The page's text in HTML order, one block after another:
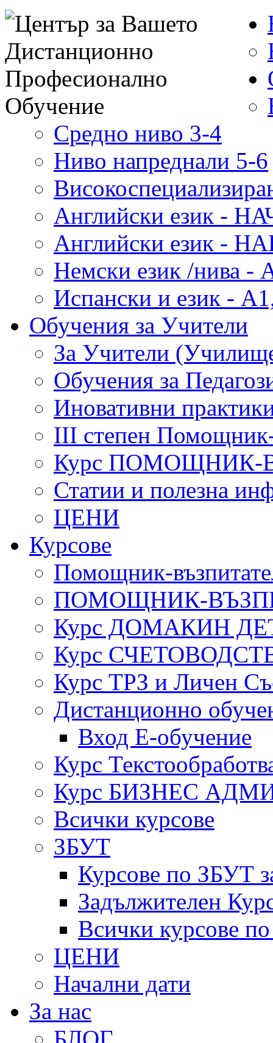
Средно ниво 3-4
Ниво напреднали 5-6
Английски език -
Английски език -
Немски език /нива -
Испански и език -
Обучения за Учители
За Учители
Обучения за
Иновативни
III степен Помощник-
Курс ПОМОЩНИК-
Статии и полезна
ЦЕНИ
Курсове
Помощник-
ПОМОЩНИК-
Курс ДОМАКИН
Курс
Курс ТРЗ и Личен
Дистанционно
Вход Е-обучение
Курс
Курс БИЗНЕС
Всички курсове
ЗБУТ
Курсове по ЗБУТ
Задължителен
Всички курсове
ЦЕНИ
Начални дати
За нас